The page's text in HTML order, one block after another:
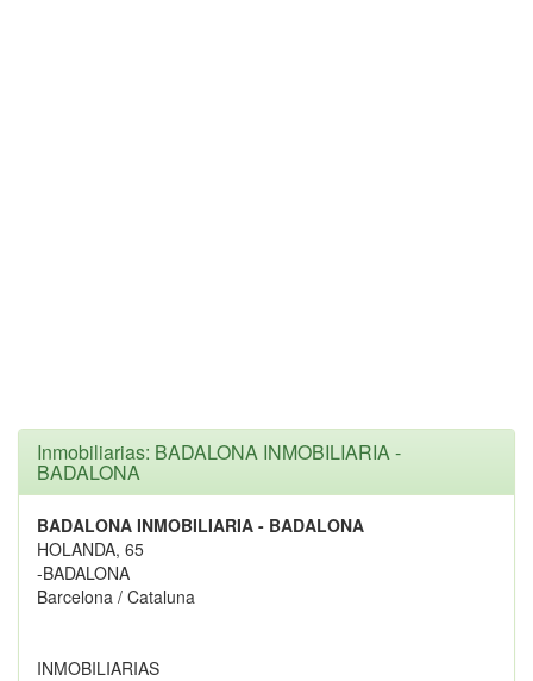
Inmobiliarias: BADALONA INMOBILIARIA -
BADALONA
BADALONA INMOBILIARIA - BADALONA
HOLANDA, 65
-BADALONA
Barcelona / Cataluna
INMOBILIARIAS